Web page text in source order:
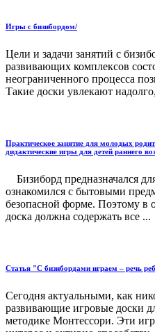
Игры с бизибордом/
Цели и задачи занятий с
развивающих комплексов
неограниченного процесса
Такие доски увлекают
Практическое занятие для молодых
дидактические игры для детей раннего
Бизиборд предназначался
ознакомился с бытовыми
безопасной форме. Поэтому в
доска должна содержать все ...
Статья "С бизибордами играем – речь
Сегодня актуальными, как
развивающие игровые доски
методике Монтессори. Эти